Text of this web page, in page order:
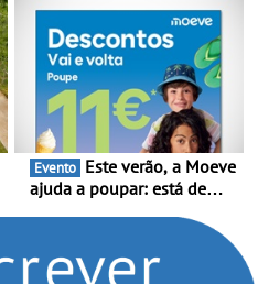
Portugal Karting e mira boa
estreia - O Campeonato
Portugal Karting 2026
decorre entre 1 de Março e
6 de Setembro
Evento
ajuda a poupar: está de
Volta” com descontos de